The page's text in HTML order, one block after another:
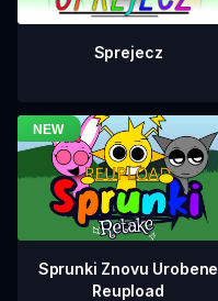
Sprejecz
Sprunki Znovu Urobene
Reupload